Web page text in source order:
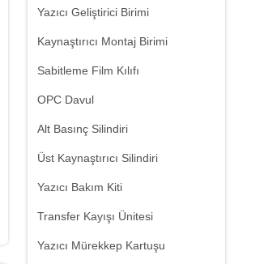
Yazıcı Geliştirici Birimi
Kaynaştırıcı Montaj Birimi
Sabitleme Film Kılıfı
OPC Davul
Alt Basınç Silindiri
Üst Kaynaştırıcı Silindiri
Yazıcı Bakım Kiti
Transfer Kayışı Ünitesi
Yazıcı Mürekkep Kartuşu